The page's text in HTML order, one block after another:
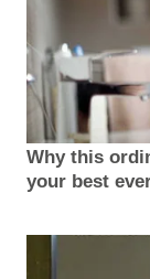
Why this
your best